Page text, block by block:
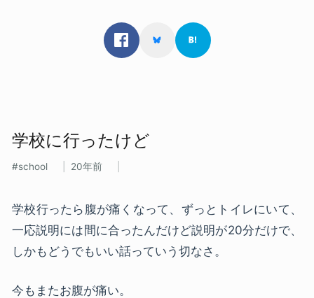
学校に​行ったけど
school 20年前
学校行ったら腹が痛くなって、ずっとトイレにいて、
一応説明には間に合ったんだけど説明が20分だけで、
しかもどうでもいい話っていう切なさ。
今もまたお腹が痛い。